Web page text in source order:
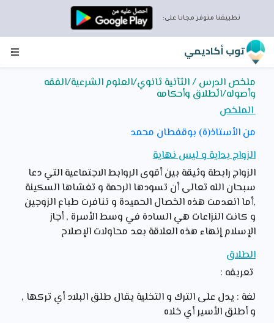
تطبيقنا متوفر مجانا على:
توب أكاديمي
ملخص الدرس / الثآنية ثانوي/العلوم الشرعية/الفقه
وأصوله/الّطلاق وأحكامه
الملخص
من الأستاذ(ة) بوقفطان محمد
الزواج بداية و ليس نهاية
الزواج رابطة وثيقة بين أقوى الروابط الاجتماعية التي دعا
سبحان الله تعالى أن تسودها الرحمة و تغشاها السكينة
,أما انعدمت هذه الخصال الحميدة و تنافرت طباع الزوجين
و كانت النزاعات هي السادة في وسط الأسرة , أجاز
الإسلام إنهاء هذه العلاقة بعد محاولات الإصلاح
الطلاق
تعريفه :
لغة : يدل على الترك و التخلية يقال طلق البلاد أي تركها ,
و أطلق الأسير أي خلاه
تحميل تطبيق توب أكاديمي
بإستعمال التطبيق للمراجعة ستوفر الإنترنت و تتمتع بمحتوى
غني يمكنك من التفوق في الدراسة
إضغط على زر التحميل الان لتلتحق بالتلاميذ الذين يتفوقون
بفضل التطبيق توب أكاديمي
تحميل التطبيق توب أكاديمي